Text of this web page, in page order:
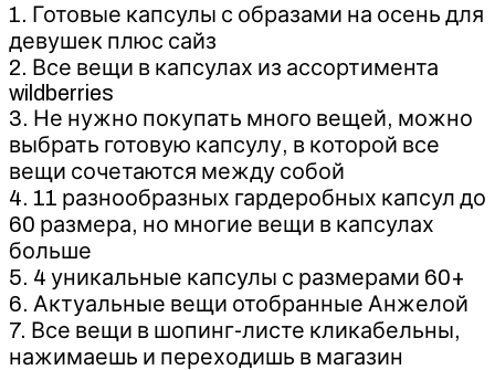
1. Готовые капсулы с образами на осень для
девушек плюс сайз
2. Все вещи в капсулах из ассортимента
wildberries
3. Не нужно покупать много вещей, можно
выбрать готовую капсулу, в которой все
вещи сочетаются между собой
4. 11 разнообразных гардеробных капсул до
60 размера, но многие вещи в капсулах
больше
5. 4 уникальные капсулы с размерами 60+
6. Актуальные вещи отобранные Анжелой
7. Все вещи в шопинг-листе кликабельны,
нажимаешь и переходишь в магазин